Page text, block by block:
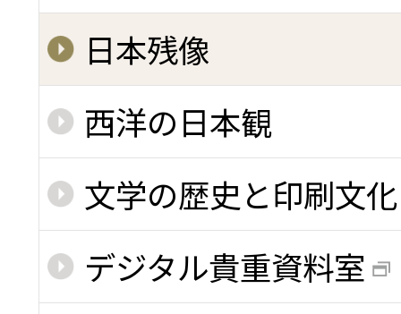
日本残像
西洋の日本観
文学の歴史と印刷文化
デジタル貴重資料室